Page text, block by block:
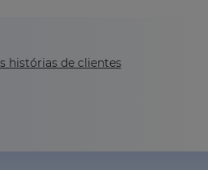
histórias de clientes